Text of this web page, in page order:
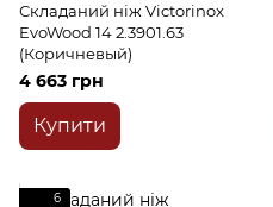
Складаний ніж Victorinox
EvoWood 14 2.3901.63
(Коричневый)
4 663 грн
Купити
6